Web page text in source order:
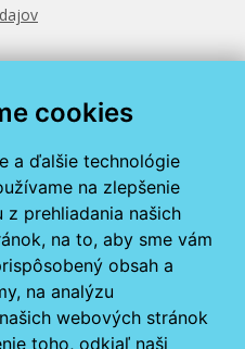
cookies
a ďalšie technológie
na zlepšenie
z prehliadania našich
na to, aby sme vám
obsah a
na analýzu
webových stránok
toho, odkiaľ naši
(Purpurový)
toner
€
košíka
od 8. do 17. hod.